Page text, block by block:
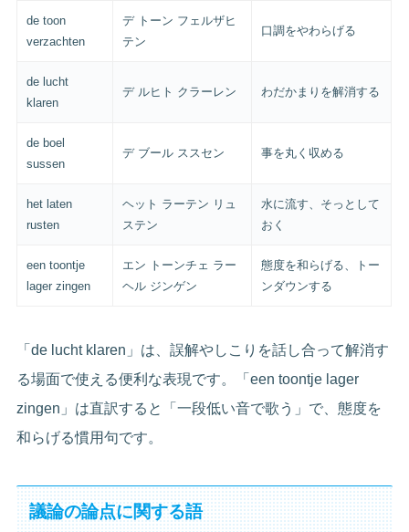
de toon
verzachten
デ トーン フェルザヒ
テン
口調をやわらげる
de lucht
klaren
デ ルヒト クラーレン わだかまりを解消する
de boel
sussen
デ ブール ススセン 事を丸く収める
het laten
rusten
ヘット ラーテン リュ
ステン
水に流す、そっとして
おく
een toontje
lager zingen
エン トーンチェ ラー
ヘル ジンゲン
態度を和らげる、トー
ンダウンする
「de lucht klaren」は、誤解やしこりを話し合って解消す
る場面で使える便利な表現です。「een toontje lager
zingen」は直訳すると「一段低い音で歌う」で、態度を
和らげる慣用句です。
議論の論点に関する語